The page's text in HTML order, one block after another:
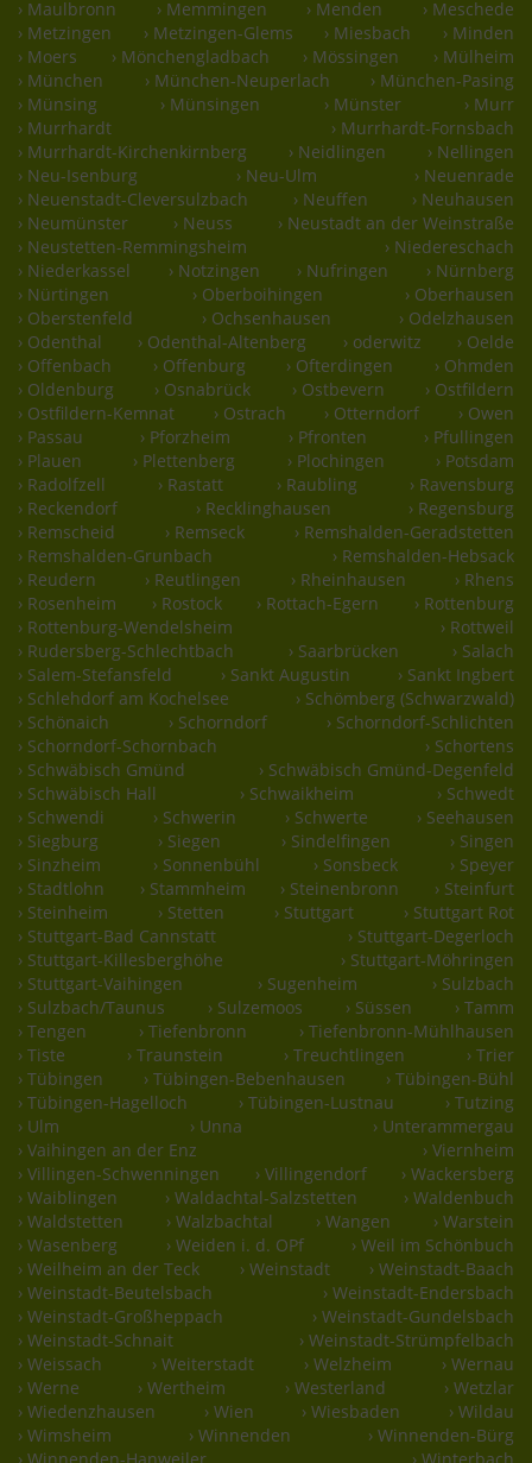
› Maulbronn
› Memmingen › Menden
› Meschede
› Metzingen
› Metzingen-Glems › Miesbach
› Minden
› Moers
› Mönchengladbach › Mössingen
› Mülheim
› München
› München-Neuperlach
› München-Pasing
› Münsing
› Münsingen › Münster
› Murr
› Murrhardt
› Murrhardt-Fornsbach
› Murrhardt-Kirchenkirnberg
› Neidlingen
› Nellingen
› Neu-Isenburg
› Neu-Ulm
› Neuenrade
› Neuenstadt-Cleversulzbach
› Neuffen
› Neuhausen
› Neumünster
› Neuss
› Neustadt an der Weinstraße
› Neustetten-Remmingsheim
› Niedereschach
› Niederkassel
› Notzingen › Nufringen
› Nürnberg
› Nürtingen
› Oberboihingen
› Oberhausen
› Oberstenfeld
› Ochsenhausen
› Odelzhausen
› Odenthal
› Odenthal-Altenberg › oderwitz
› Oelde
› Offenbach
› Offenburg › Ofterdingen
› Ohmden
› Oldenburg
› Osnabrück › Ostbevern
› Ostfildern
› Ostfildern-Kemnat
› Ostrach › Otterndorf
› Owen
› Passau
› Pforzheim › Pfronten
› Pfullingen
› Plauen
› Plettenberg › Plochingen
› Potsdam
› Radolfzell
› Rastatt › Raubling
› Ravensburg
› Reckendorf
› Recklinghausen
› Regensburg
› Remscheid
› Remseck
› Remshalden-Geradstetten
› Remshalden-Grunbach
› Remshalden-Hebsack
› Reudern
› Reutlingen › Rheinhausen
› Rhens
› Rosenheim
› Rostock › Rottach-Egern
› Rottenburg
› Rottenburg-Wendelsheim
› Rottweil
› Rudersberg-Schlechtbach
› Saarbrücken
› Salach
› Salem-Stefansfeld
› Sankt Augustin
› Sankt Ingbert
› Schlehdorf am Kochelsee
› Schömberg (Schwarzwald)
› Schönaich
› Schorndorf
› Schorndorf-Schlichten
› Schorndorf-Schornbach
› Schortens
› Schwäbisch Gmünd
› Schwäbisch Gmünd-Degenfeld
› Schwäbisch Hall
› Schwaikheim
› Schwedt
› Schwendi
› Schwerin › Schwerte
› Seehausen
› Siegburg
› Siegen › Sindelfingen
› Singen
› Sinzheim
› Sonnenbühl › Sonsbeck
› Speyer
› Stadtlohn
› Stammheim › Steinenbronn
› Steinfurt
› Steinheim
› Stetten › Stuttgart
› Stuttgart Rot
› Stuttgart-Bad Cannstatt
› Stuttgart-Degerloch
› Stuttgart-Killesberghöhe
› Stuttgart-Möhringen
› Stuttgart-Vaihingen
› Sugenheim
› Sulzbach
› Sulzbach/Taunus
› Sulzemoos › Süssen
› Tamm
› Tengen
› Tiefenbronn
› Tiefenbronn-Mühlhausen
› Tiste
› Traunstein › Treuchtlingen
› Trier
› Tübingen
› Tübingen-Bebenhausen
› Tübingen-Bühl
› Tübingen-Hagelloch
› Tübingen-Lustnau
› Tutzing
› Ulm
› Unna
› Unterammergau
› Vaihingen an der Enz
› Viernheim
› Villingen-Schwenningen
› Villingendorf
› Wackersberg
› Waiblingen
› Waldachtal-Salzstetten
› Waldenbuch
› Waldstetten
› Walzbachtal › Wangen
› Warstein
› Wasenberg
› Weiden i. d. OPf
› Weil im Schönbuch
› Weilheim an der Teck
› Weinstadt
› Weinstadt-Baach
› Weinstadt-Beutelsbach
› Weinstadt-Endersbach
› Weinstadt-Großheppach
› Weinstadt-Gundelsbach
› Weinstadt-Schnait
› Weinstadt-Strümpfelbach
› Weissach
› Weiterstadt › Welzheim
› Wernau
› Werne
› Wertheim › Westerland
› Wetzlar
› Wiedenzhausen
› Wien › Wiesbaden
› Wildau
› Wimsheim
› Winnenden
› Winnenden-Bürg